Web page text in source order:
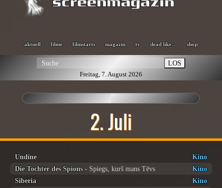
aktuell filme filmstarts magazin tv dead like… shop
LOS
Freitag, 7. August 2026
2. Juli
Undine
Kino
Die Tochter des Spions- Spiegs, kurš mans Tēvs
Kino
Siberia
Kino